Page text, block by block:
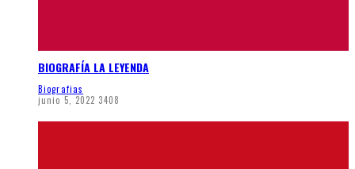
BIOGRAFÍA LA LEYENDA
Biografias
junio 5, 2022 3408